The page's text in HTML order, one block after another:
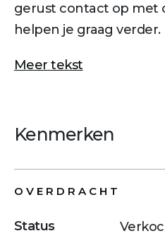
gerust contact op met
helpen je graag verder.
Meer tekst
Kenmerken
OVERDRACHT
Status